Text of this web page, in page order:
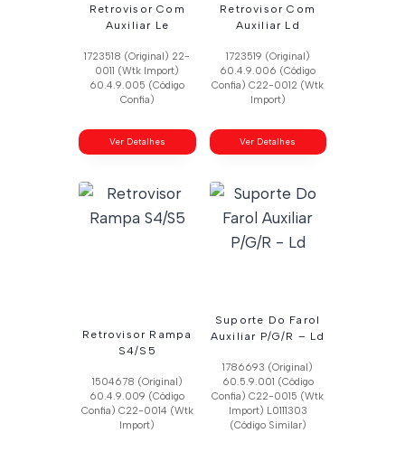
Retrovisor Com
Auxiliar Le
1723518 (Original) 22-
0011 (Wtk Import)
60.4.9.005 (Código
Confia)
Ver Detalhes
Retrovisor Com
Auxiliar Ld
1723519 (Original)
60.4.9.006 (Código
Confia) C22-0012 (Wtk
Import)
Ver Detalhes
Retrovisor Rampa
S4/S5
1504678 (Original)
60.4.9.009 (Código
Confia) C22-0014 (Wtk
Import)
Suporte Do Farol
Auxiliar P/G/R – Ld
1786693 (Original)
60.5.9.001 (Código
Confia) C22-0015 (Wtk
Import) L0111303
(Código Similar)